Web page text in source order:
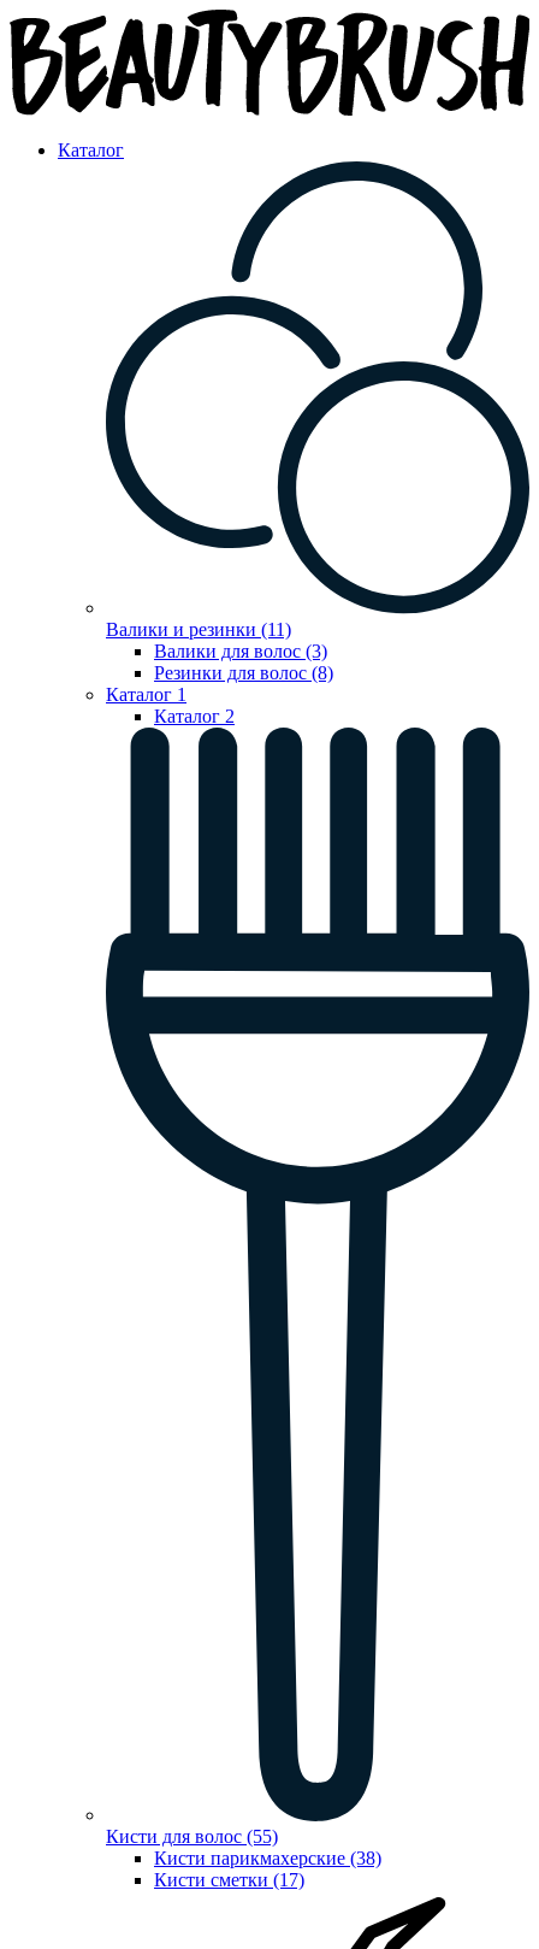
Каталог
Валики и резинки (11)
Валики для волос (3)
Резинки для волос (8)
Каталог 1
Каталог 2
Кисти для волос (55)
Кисти парикмахерские (38)
Кисти сметки (17)